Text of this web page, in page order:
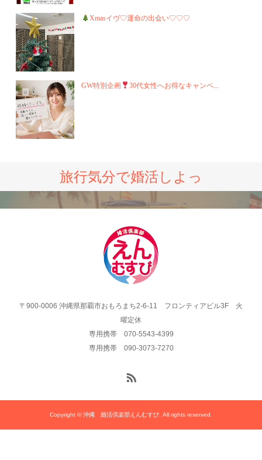
Xmasイヴ♡運命の出会い♡♡♡
GW特別企画 30代女性へお得なキャンペ...
旅行気分で婚活しよっ
〒900-0006 沖縄県那覇市おもろまち2-6-11 フロンティアビル3F 火
曜定休
専用携帯 070-5543-4399
専用携帯 090-3073-7270
Copyright © 沖縄 婚活倶楽部えんむすび. All rights reserved.